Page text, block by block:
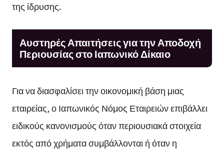
της ίδρυσης.
Αυστηρές Απαιτήσεις για την Αποδοχή
Περιουσίας στο Ιαπωνικό Δίκαιο
Για να διασφαλίσει την οικονομική βάση μιας
εταιρείας, ο Ιαπωνικός Νόμος Εταιρειών επιβάλλει
ειδικούς κανονισμούς όταν περιουσιακά στοιχεία
εκτός από χρήματα συμβάλλονται ή όταν η